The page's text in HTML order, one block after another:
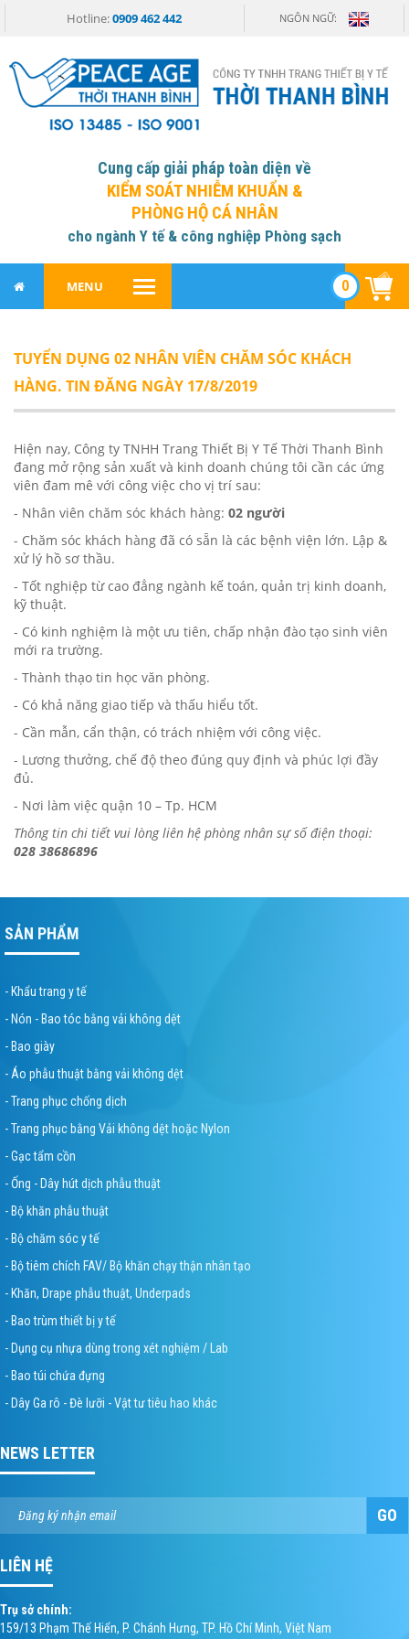
Hotline:0909 462 442 NGÔN NGỮ:
Cung cấp giải pháp toàn diện về
KIỂM SOÁT NHIỄM KHUẨN &
PHÒNG HỘ CÁ NHÂN
cho ngành Y tế & công nghiệp Phòng sạch
MENU 0
TUYỂN DỤNG 02 NHÂN VIÊN CHĂM SÓC KHÁCH
HÀNG. TIN ĐĂNG NGÀY 17/8/2019
Hiện nay, Công ty TNHH Trang Thiết Bị Y Tế Thời Thanh Bình
đang mở rộng sản xuất và kinh doanh chúng tôi cần các ứng
viên đam mê với công việc cho vị trí sau:
- Nhân viên chăm sóc khách hàng: 02 người
- Chăm sóc khách hàng đã có sẵn là các bệnh viện lớn. Lập &
xử lý hồ sơ thầu.
- Tốt nghiệp từ cao đẳng ngành kế toán, quản trị kinh doanh,
kỹ thuật.
- Có kinh nghiệm là một ưu tiên, chấp nhận đào tạo sinh viên
mới ra trường.
- Thành thạo tin học văn phòng.
- Có khả năng giao tiếp và thấu hiểu tốt.
- Cần mẫn, cẩn thận, có trách nhiệm với công việc.
- Lương thưởng, chế độ theo đúng quy định và phúc lợi đầy
đủ.
- Nơi làm việc quận 10 – Tp. HCM
Thông tin chi tiết vui lòng liên hệ phòng nhân sự số điện thoại:
028 38686896
SẢN PHẨM
- Khẩu trang y tế
- Nón - Bao tóc bằng vải không dệt
- Bao giày
- Áo phẫu thuật bằng vải không dệt
- Trang phục chống dịch
- Trang phục bằng Vải không dệt hoặc Nylon
- Gạc tẩm cồn
- Ống - Dây hút dịch phẫu thuật
- Bộ khăn phẫu thuật
- Bộ chăm sóc y tế
- Bộ tiêm chích FAV/ Bộ khăn chạy thận nhân tạo
- Khăn, Drape phẫu thuật, Underpads
- Bao trùm thiết bị y tế
- Dụng cụ nhựa dùng trong xét nghiệm / Lab
- Bao túi chứa đựng
- Dây Ga rô - Đè lưỡi - Vật tư tiêu hao khác
NEWS LETTER
GO
LIÊN HỆ
Trụ sở chính:
159/13 Phạm Thế Hiển, P. Chánh Hưng, TP. Hồ Chí Minh, Việt Nam